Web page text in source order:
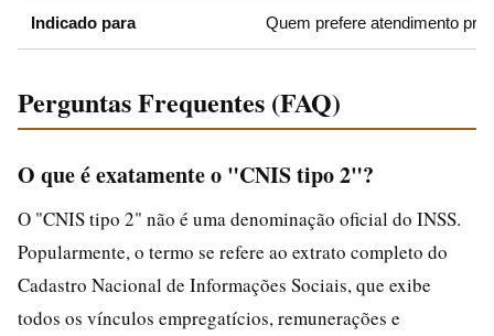
Indicado para Quem prefere atendimento
Perguntas Frequentes (FAQ)
O que é exatamente o "CNIS tipo 2"?
O "CNIS tipo 2" não é uma denominação oficial do INSS.
Popularmente, o termo se refere ao extrato completo do
Cadastro Nacional de Informações Sociais, que exibe
todos os vínculos empregatícios, remunerações e